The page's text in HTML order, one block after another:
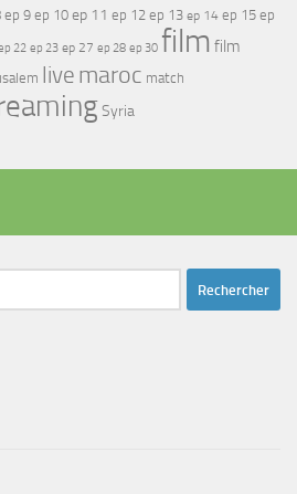
ep 9 ep 10 ep 11 ep 12 ep 13 ep 14 ep 15 ep
22 ep 23 ep 27 ep 28 ep 30 film film
live maroc match
Syria